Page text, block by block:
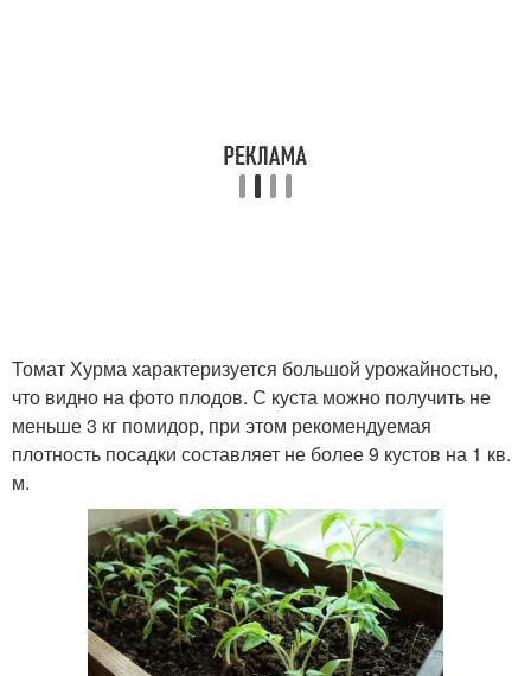
Томат Хурма характеризуется большой урожайностью,
что видно на фото плодов. С куста можно получить не
меньше 3 кг помидор, при этом рекомендуемая
плотность посадки составляет не более 9 кустов на 1 кв.
м.